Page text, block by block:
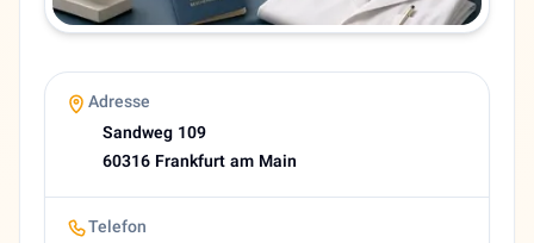
Debit card
Kranken Kasse
Bargeld
Website
https://www.arztpraxis-selookaneh.de/
Adresse
Sandweg 109
60316 Frankfurt am Main
Telefon